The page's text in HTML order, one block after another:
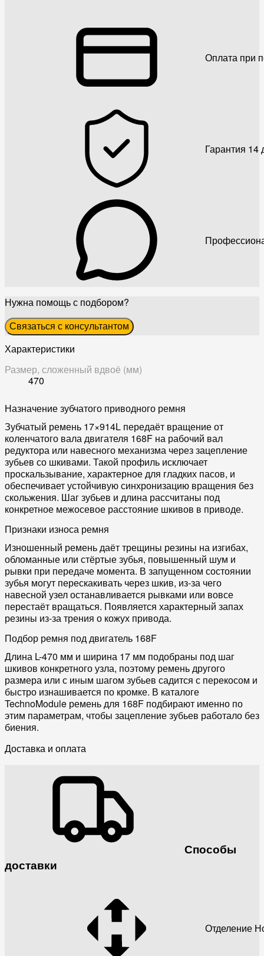
Оплата при
Гарантия 14
Нужна помощь с подбором?
Связаться с консультантом
Характеристики
Размер, сложенный вдвоё (мм)
470
Назначение зубчатого приводного ремня
Зубчатый ремень 17×914L передаёт вращение от
коленчатого вала двигателя 168F на рабочий вал
редуктора или навесного механизма через зацепление
зубьев со шкивами. Такой профиль исключает
проскальзывание, характерное для гладких пасов, и
обеспечивает устойчивую синхронизацию вращения без
скольжения. Шаг зубьев и длина рассчитаны под
конкретное межосевое расстояние шкивов в приводе.
Признаки износа ремня
Изношенный ремень даёт трещины резины на изгибах,
обломанные или стёртые зубья, повышенный шум и
рывки при передаче момента. В запущенном состоянии
зубья могут перескакивать через шкив, из-за чего
навесной узел останавливается рывками или вовсе
перестаёт вращаться. Появляется характерный запах
резины из-за трения о кожух привода.
Подбор ремня под двигатель 168F
Длина L-470 мм и ширина 17 мм подобраны под шаг
шкивов конкретного узла, поэтому ремень другого
размера или с иным шагом зубьев садится с перекосом и
быстро изнашивается по кромке. В каталоге
TechnoModule ремень для 168F подбирают именно по
этим параметрам, чтобы зацепление зубьев работало без
биения.
Доставка и оплата
Способы
доставки
Отделение